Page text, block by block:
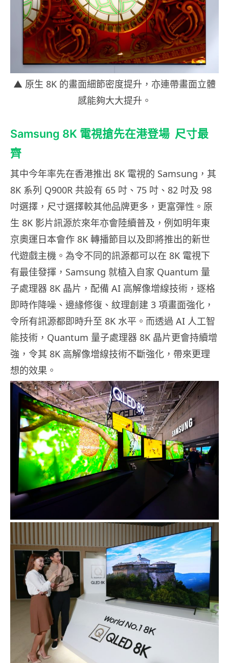
▲ 原生 8K 的畫面細節密度提升，亦連帶畫面立體
感能夠大大提升。
Samsung 8K 電視搶先在港登場 尺寸最
齊
其中今年率先在香港推出 8K 電視的 Samsung，其
8K 系列 Q900R 共設有 65 吋、75 吋、82 吋及 98
吋選擇，尺寸選擇較其他品牌更多，更富彈性。原
生 8K 影片訊源於來年亦會陸續普及，例如明年東
京奧運日本會作 8K 轉播節目以及即將推出的新世
代遊戲主機。為令不同的訊源都可以在 8K 電視下
有最佳發揮，Samsung 就植入自家 Quantum 量
子處理器 8K 晶片，配備 AI 高解像增線技術，逐格
即時作降噪、邊緣修復、紋理創建 3 項畫面強化，
令所有訊源都即時升至 8K 水平。而透過 AI 人工智
能技術，Quantum 量子處理器 8K 晶片更會持續增
強，令其 8K 高解像增線技術不斷強化，帶來更理
想的效果。